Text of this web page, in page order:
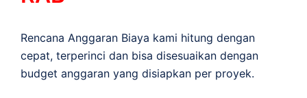
Rencana Anggaran Biaya kami hitung dengan
cepat, terperinci dan bisa disesuaikan dengan
budget anggaran yang disiapkan per proyek.